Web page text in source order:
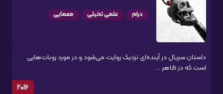
درام علمی تخیلی معمایی
داستان سریال در آینده‌ای نزدیک روایت می‌شود و در مورد روبات‌هایی
است که در ظاهر ...
2016